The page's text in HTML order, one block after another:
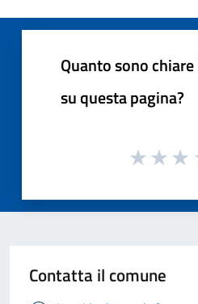
Quanto sono
su questa pagina?
Contatta il comune